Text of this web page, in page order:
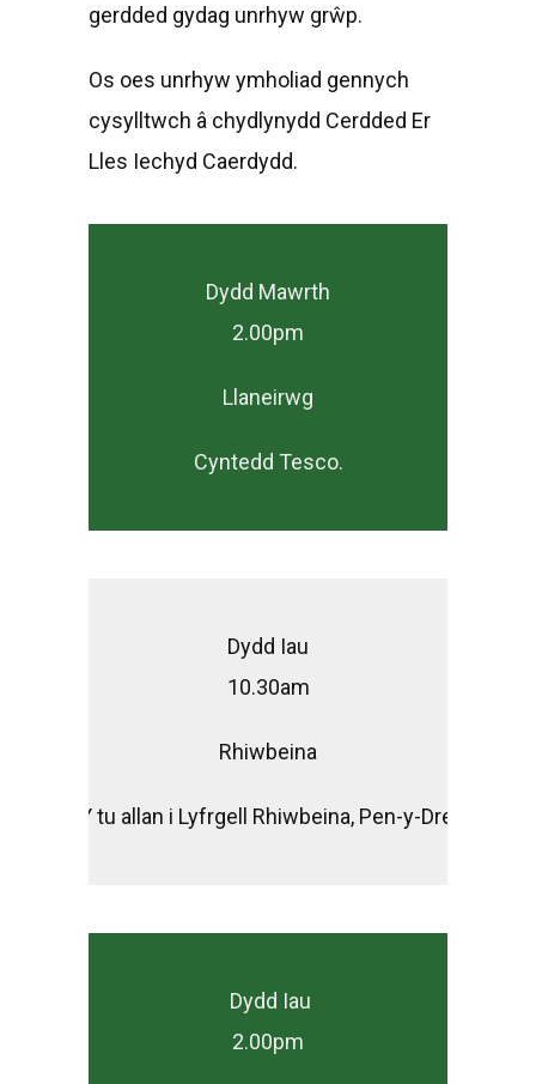
gerdded gydag unrhyw grŵp.
Os oes unrhyw ymholiad gennych
cysylltwch â chydlynydd Cerdded Er
Lles Iechyd Caerdydd.
Dydd Mawrth
2.00pm
Llaneirwg
Cyntedd Tesco.
Dydd Iau
10.30am
Rhiwbeina
Y tu allan i Lyfrgell Rhiwbeina, Pen-y-Dre.
Dydd Iau
2.00pm